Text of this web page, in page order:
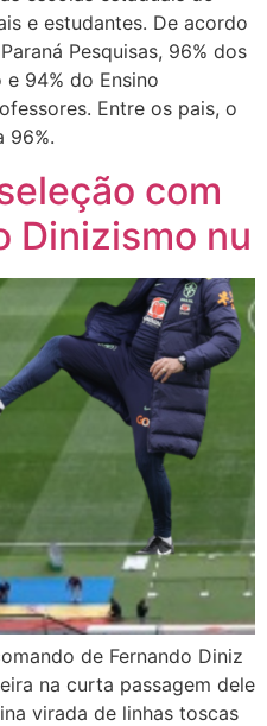
e estudantes. De acordo
Pesquisas, 96% dos
94% do Ensino
Entre os pais, o
96%.
com
Dinizismo nu
de Fernando Diniz
na curta passagem dele
virada de linhas toscas